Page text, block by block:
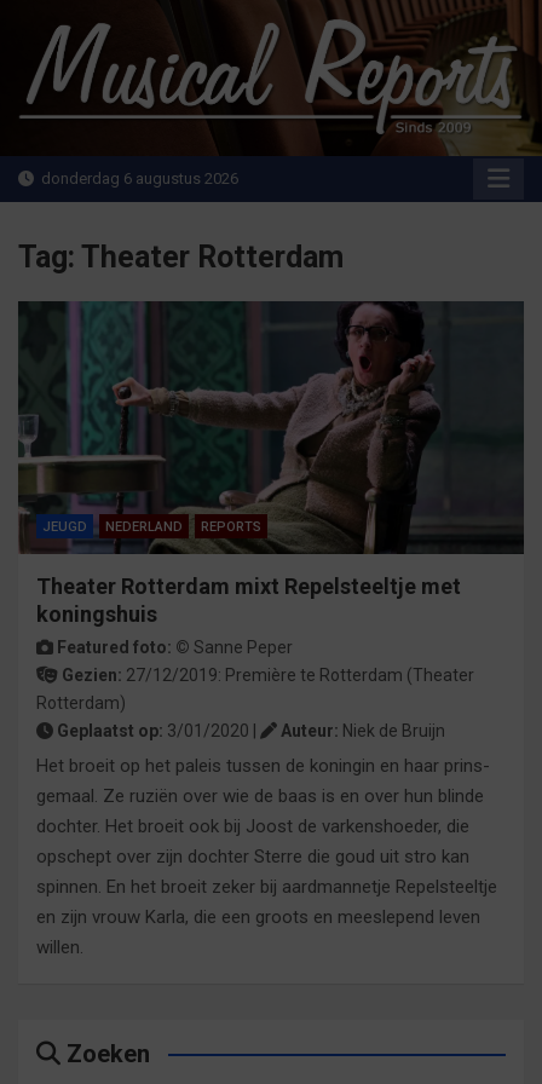
inhoud
MusicalReports.nl
Sinds 2009
donderdag 6 augustus 2026
Tag: Theater Rotterdam
JEUGD NEDERLAND REPORTS
Theater Rotterdam mixt Repelsteeltje met
koningshuis
Featured foto: © Sanne Peper
Gezien: 27/12/2019: Première te Rotterdam (Theater
Rotterdam)
Geplaatst op: 3/01/2020 | Auteur: Niek de Bruijn
Het broeit op het paleis tussen de koningin en haar prins-
gemaal. Ze ruziën over wie de baas is en over hun blinde
dochter. Het broeit ook bij Joost de varkenshoeder, die
opschept over zijn dochter Sterre die goud uit stro kan
spinnen. En het broeit zeker bij aardmannetje Repelsteeltje
en zijn vrouw Karla, die een groots en meeslepend leven
willen.
Zoeken